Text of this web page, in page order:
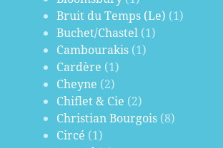
Bruit du Temps (Le) (1)
Buchet/Chastel (1)
Cambourakis (1)
Cardère (1)
Cheyne (2)
Chiflet & Cie (2)
Christian Bourgois (8)
Circé (1)